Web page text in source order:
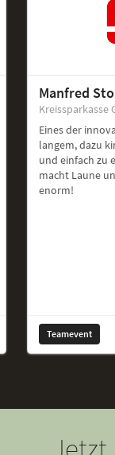
Manfred
Kreissparkasse
Eines der
langem, dazu
und einfach zu
macht Laune
enorm!
Teamevent